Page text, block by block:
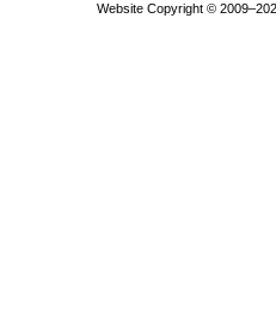
Website Copyright ©